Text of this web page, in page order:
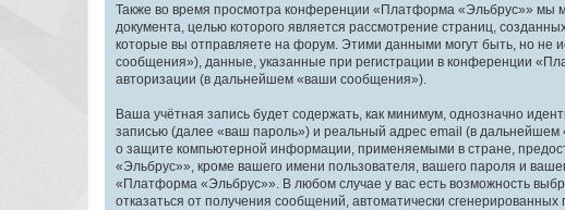
Также во время просмотра конференции «Платформа «Эльбрус»» мы
документа, целью которого является рассмотрение страниц,
которые вы отправляете на форум. Этими данными могут быть, но
сообщения»), данные, указанные при регистрации в конференции
авторизации (в дальнейшем «ваши сообщения»).
Ваша учётная запись будет содержать, как минимум, однозначно
записью (далее «ваш пароль») и реальный адрес email (в
о защите компьютерной информации, применяемыми в стране,
«Эльбрус»», кроме вашего имени пользователя, вашего пароля и
«Платформа «Эльбрус»». В любом случае у вас есть возможность
отказаться от получения сообщений, автоматически